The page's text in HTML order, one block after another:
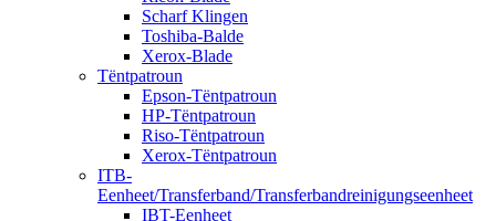
Scharf Klingen
Toshiba-Balde
Xerox-Blade
Tëntpatroun
Epson-Tëntpatroun
HP-Tëntpatroun
Riso-Tëntpatroun
Xerox-Tëntpatroun
ITB-
Eenheet/Transferband/Transferbandreinigungseenheet
IBT-Eenheet